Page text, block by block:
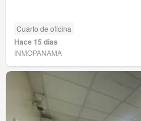
Cuarto de oficina
Hace 15 días
INMOPANAMA